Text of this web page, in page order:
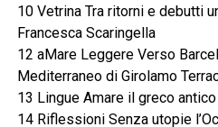
10 Vetrina Tra ritorni e debutti
Francesca Scaringella
12 aMare Leggere Verso
Mediterraneo di Girolamo
13 Lingue Amare il greco
14 Riflessioni Senza utopie